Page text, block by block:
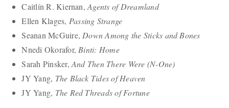
Caitlín R. Kiernan,Agents of Dreamland
Ellen Klages, Passing Strange
Seanan McGuire, Down Among the Sticks and Bones
Nnedi Okorafor, Binti: Home
Sarah Pinsker,And Then There Were (N-One)
JY Yang, The Black Tides of Heaven
JY Yang, The Red Threads of Fortune